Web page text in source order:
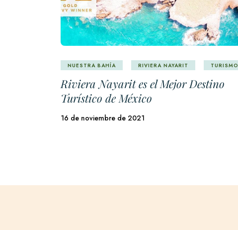
NUESTRA BAHÍA RIVIERA NAYARIT TURISMO
Riviera Nayarit es el Mejor Destino
Turístico de México
16 de noviembre de 2021